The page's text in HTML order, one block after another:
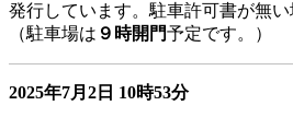
発行しています。駐車許可書が無い
（駐車場は ９時開門予定です。）
2025年7月2日 10時53分